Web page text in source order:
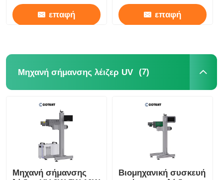
επαφή επαφή
Μηχανή σήμανσης λέιζερ UV (7)
Μηχανή σήμανσης
Βιομηχανική συσκευή